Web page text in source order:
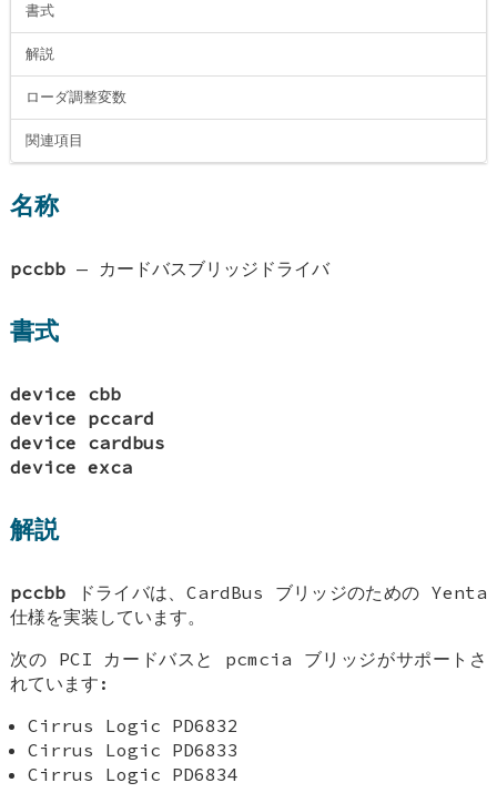
書式
解説
ローダ調整変数
関連項目
名称
pccbb — カードバスブリッジドライバ
書式
device cbb
device pccard
device cardbus
device exca
解説
pccbb ドライバは、CardBus ブリッジのための Yenta
仕様を実装しています。
次の PCI カードバスと pcmcia ブリッジがサポートさ
れています:
Cirrus Logic PD6832
Cirrus Logic PD6833
Cirrus Logic PD6834